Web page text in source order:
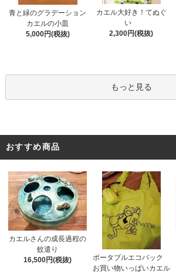
青と緑のグラデーション
カエルの小皿
5,000円(税抜)
カエル大好き！てぬぐ
い
2,300円(税抜)
もっと見る
おすすめ商品
カエルさんの成長過程の
蚊遣り
16,500円(税抜)
ポータブルエコバック
お買い物いっぱいカエル